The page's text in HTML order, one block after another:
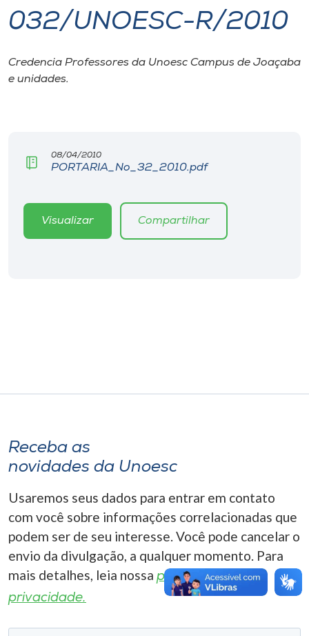
I.nova
Diplomados
CPA
Editora
Selecione
o idioma
032/UNOESC-R/2010
Credencia Professores da Unoesc Campus de Joaçaba
e unidades.
08/04/2010
PORTARIA_No_32_2010.pdf
Visualizar Compartilhar
Receba as
novidades da Unoesc
Usaremos seus dados para entrar em contato
com você sobre informações correlacionadas que
podem ser de seu interesse. Você pode cancelar o
envio da divulgação, a qualquer momento. Para
mais detalhes, leia nossa política de
privacidade.